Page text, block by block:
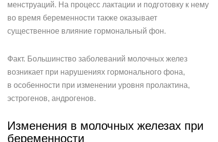
менструаций. На процесс лактации и подготовку к нему
во время беременности также оказывает
существенное влияние гормональный фон.
Факт. Большинство заболеваний молочных желез
возникает при нарушениях гормонального фона,
в особенности при изменении уровня пролактина,
эстрогенов, андрогенов.
Изменения в молочных железах при
беременности